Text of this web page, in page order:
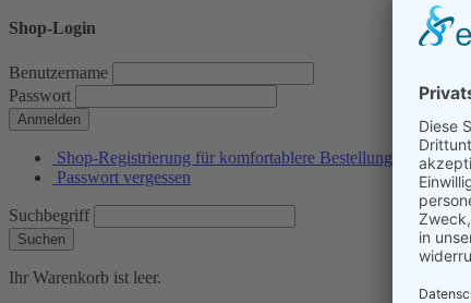
Shop-Login
Benutzername
Passwort
Anmelden
Shop-Registrierung für komfortablere Bestellungen
Passwort vergessen
Suchbegriff
Suchen
Ihr Warenkorb ist leer.